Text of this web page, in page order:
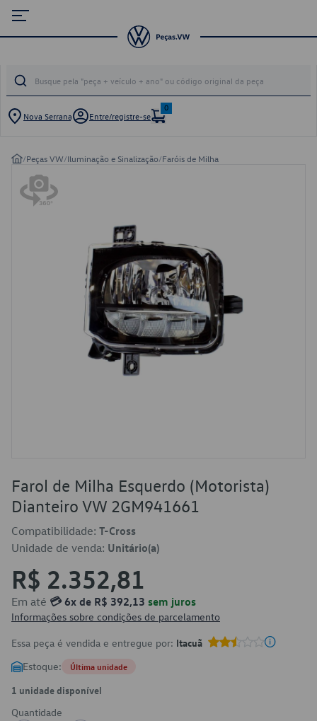
Nova Serrana Entre/registre-se
0
/Peças VW/Iluminação e Sinalização/Faróis de Milha
Farol de Milha Esquerdo (Motorista)
Dianteiro VW 2GM941661
Compatibilidade: T-Cross
Unidade de venda: Unitário(a)
R$ 2.352,81
Em até 💳 6x de R$ 392,13 sem juros
Informações sobre condições de parcelamento
Essa peça é vendida e entregue por: Itacuã
Estoque: Última unidade
1 unidade disponível
Quantidade